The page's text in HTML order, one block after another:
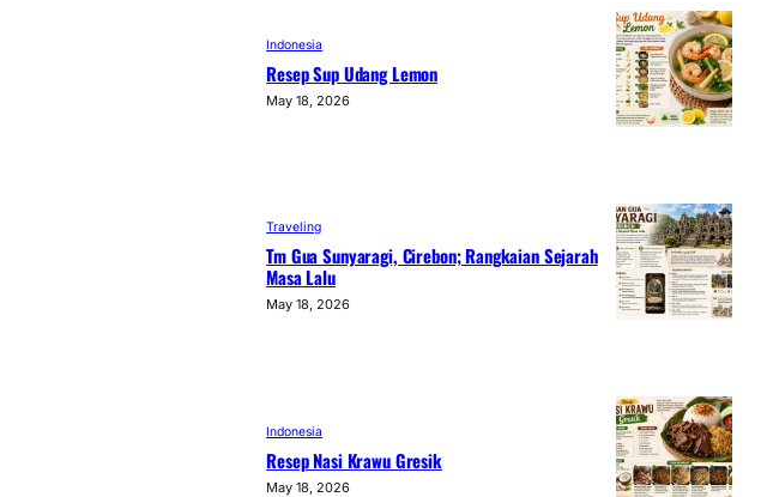
Indonesia
Resep Sup Udang Lemon
May 18, 2026
Traveling
Tm Gua Sunyaragi, Cirebon; Rangkaian Sejarah
Masa Lalu
May 18, 2026
Indonesia
Resep Nasi Krawu Gresik
May 18, 2026